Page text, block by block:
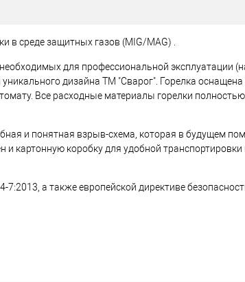
в среде защитных газов (MIG/MAG) .
для профессиональной эксплуатации
дизайна ТМ "Сварог". Горелка оснащена
Все расходные материалы горелки полностью
и понятная взрыв-схема, которая в будущем
картонную коробку для удобной транспортировки
7:2013, а также европейской директиве